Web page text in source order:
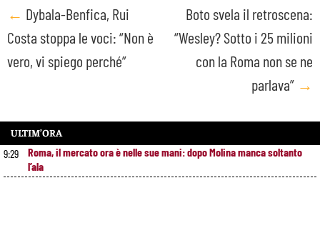
Post
navigation
← Dybala-Benfica, Rui
Costa stoppa le voci: “Non è
vero, vi spiego perché”
Boto svela il retroscena:
“Wesley? Sotto i 25 milioni
con la Roma non se ne
parlava” →
ULTIM’ORA
9:29
Roma, il mercato ora è nelle sue mani: dopo Molina manca soltanto
l’ala